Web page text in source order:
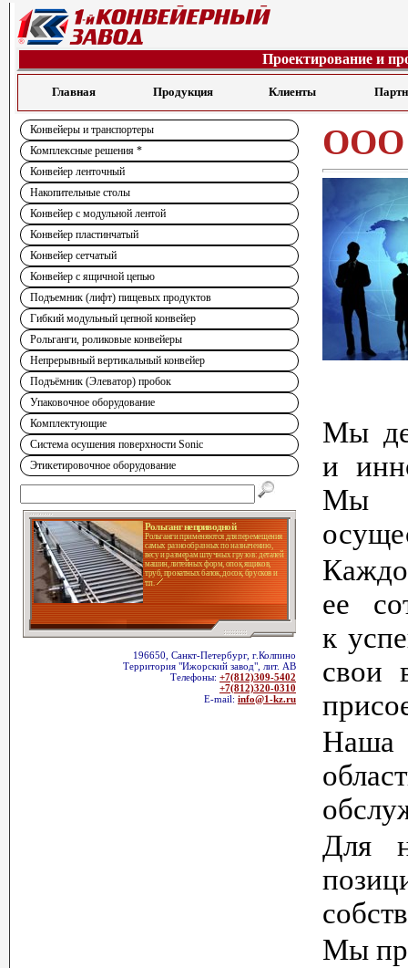
Проектирование и
Главная Продукция Клиенты
Конвейеры и транспортеры
Комплексные решения *
Конвейер ленточный
Накопительные столы
Конвейер с модульной лентой
Конвейер пластинчатый
Конвейер сетчатый
Конвейер с ящичной цепью
Подъемник (лифт) пищевых продуктов
Гибкий модульный цепной конвейер
Рольганги, роликовые конвейеры
Непрерывный вертикальный конвейер
Подъёмник (Элеватор) пробок
Упаковочное оборудование
Комплектующие
Система осушения поверхности Sonic
Этикетировочное оборудование
Рольганг неприводной
Рольганги применяются для перемещения
самых разнообразных по назначению,
весу и размерам штучных грузов: деталей
машин, литейных форм, опок, ящиков,
труб, прокатных балок, досок, брусков и
т.п.
196650, Санкт-Петербург, г.Колпино
Территория "Ижорский завод", лит. АВ
Телефоны: +7(812)309-5402
+7(812)320-0310
E-mail: info@1-kz.ru
ООО
Мы
и
Мы
ее
к
свои
Наша
Для
Мы